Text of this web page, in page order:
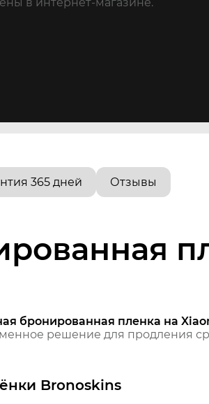
365 дней Отзывы
бронированная пленка на
решение для продления
Bronoskins